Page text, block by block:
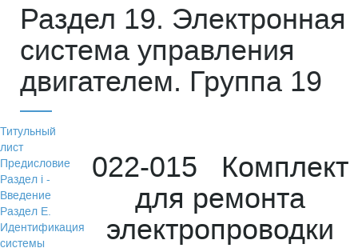
Раздел 19. Электронная
система управления
двигателем. Группа 19
Титульный
лист
Предисловие
Раздел i -
Введение
Раздел Е.
Идентификация
системы
022-015 Комплект
для ремонта
электропроводки